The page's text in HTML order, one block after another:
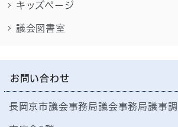
キッズページ
議会図書室
お問い合わせ
長岡京市議会事務局議会事務局議事